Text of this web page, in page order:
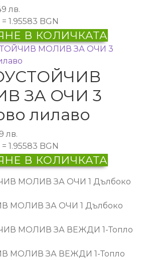
лв.
1.95583 BGN
В КОЛИЧКАТА
ЗА ОЧИ 3
лилаво
лв.
1.95583 BGN
В КОЛИЧКАТА
МОЛИВ ЗА ОЧИ 1 Дълбоко
МОЛИВ ЗА ВЕЖДИ 1-Топло